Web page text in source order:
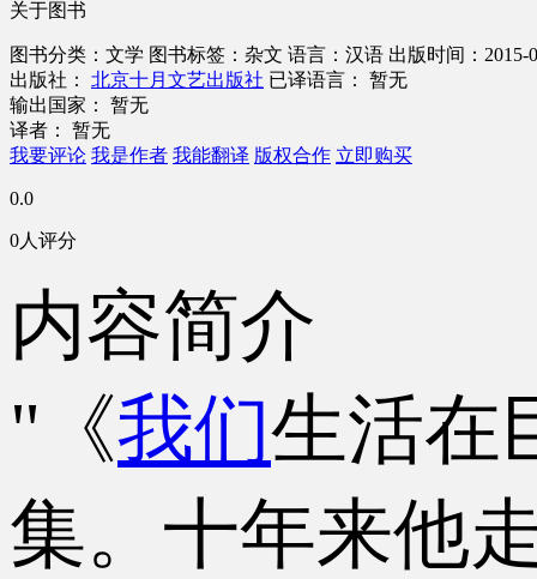
关于图书
图书分类：文学 图书标签：杂文 语言：汉语 出版时间：2015-
出版社： 北京十月文艺出版社 已译语言： 暂无
输出国家： 暂无
译者： 暂无
我要评论 我是作者 我能翻译 版权合作 立即购买
0.0
0人评分
内容简介
"《我们生活在
集。十年来他